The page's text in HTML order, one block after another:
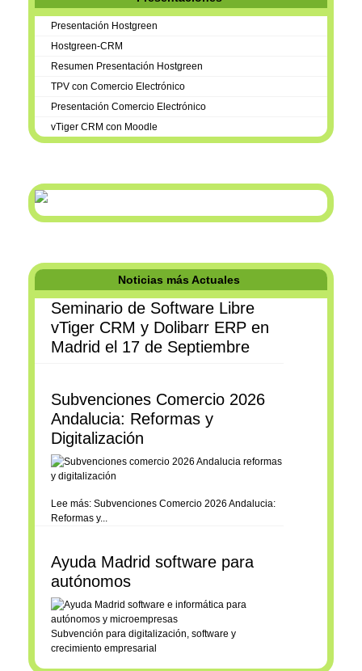
Presentación Hostgreen
Hostgreen-CRM
Resumen Presentación Hostgreen
TPV con Comercio Electrónico
Presentación Comercio Electrónico
vTiger CRM con Moodle
Noticias más Actuales
Seminario de Software Libre
vTiger CRM y Dolibarr ERP en
Madrid el 17 de Septiembre
Subvenciones Comercio 2026
Andalucia: Reformas y
Digitalización
Lee más: Subvenciones Comercio 2026 Andalucia:
Reformas y...
Ayuda Madrid software para
autónomos
Subvención para digitalización, software y
crecimiento empresarial